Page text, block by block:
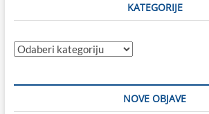
KATEGORIJE
Kategorije
NOVE OBJAVE